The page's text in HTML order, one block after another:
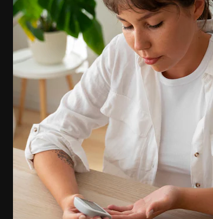
Português
Copyright © 2010- Freepik Company S.L.U.